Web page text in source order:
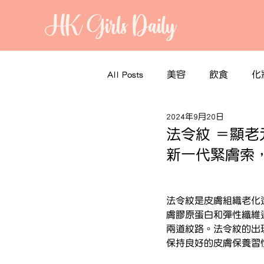
HK Girls Daily
All Posts 美容 飲食 化
法令紋 ＝顯老
新一代緊膚索
2024年9月20日
法令紋是皮膚組織老
膚膠原蛋白和彈性纖
兩道紋路。法令紋的
保持良好的皮膚保養習